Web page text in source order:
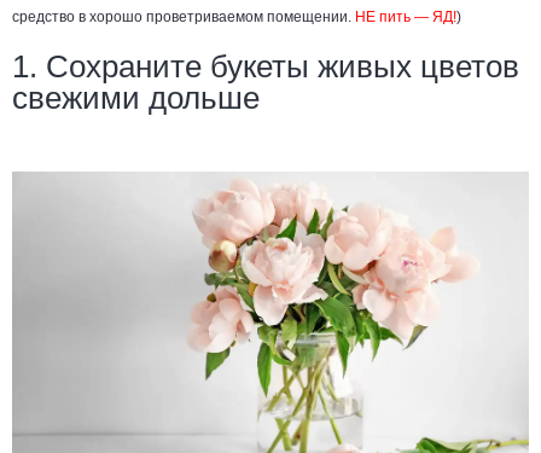
средство в хорошо проветриваемом помещении. НЕ пить — ЯД!)
1. Сохраните букеты живых цветов
свежими дольше